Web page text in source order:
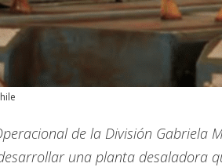
de la División Gabriela
una planta desaladora